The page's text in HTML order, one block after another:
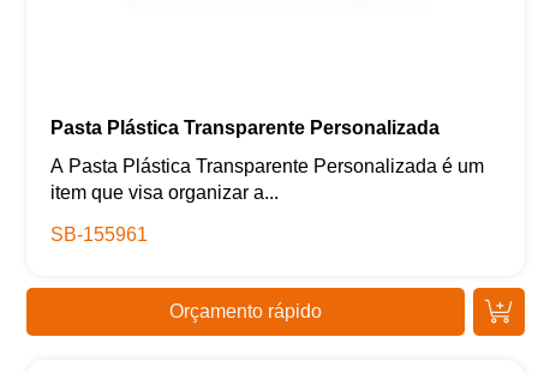
Pasta Plástica Transparente Personalizada
A Pasta Plástica Transparente Personalizada é um
item que visa organizar a...
SB-155961
Orçamento rápido